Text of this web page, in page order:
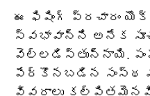
ఈ ఫిషింగ్ ప్రచారం
స్వభావాన్ని అనేక
వెల్లడిస్తున్నాయి.
పేర్కొనబడిన సంస్థ
వివరాలు